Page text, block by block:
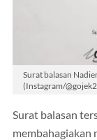
Surat balasan
(Instagram/
Surat balasan
membahagiakan